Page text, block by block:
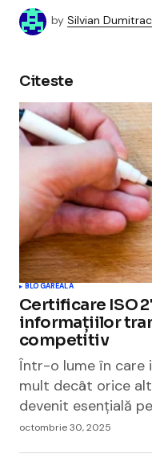
by Silvian
Citeste
BLOGAREALA
Certificare ISO
informațiilor
competitiv
Într-o lume în care
mult decât orice
devenit esențială
octombrie 30, 2025